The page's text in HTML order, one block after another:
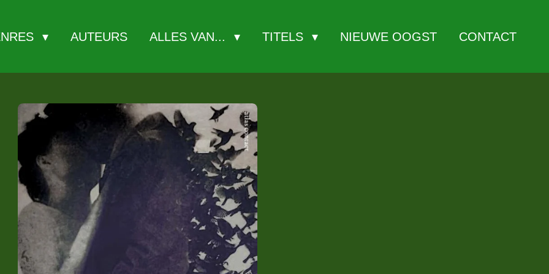
AUTEURS ALLES VAN... TITELS NIEUWE OOGST CONTACT